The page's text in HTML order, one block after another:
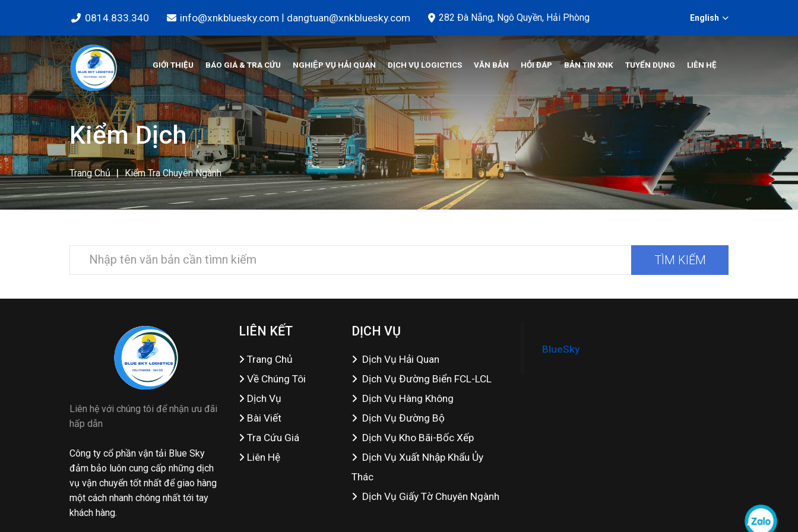
0814.833.340 info@xnkbluesky.com | dangtuan@xnkbluesky.com 282 Đà Nẵng, Ngô Quyền, Hải Phòng English
GIỚI THIỆU BÁO GIÁ & TRA CỨU NGHIỆP VỤ HẢI QUAN DỊCH VỤ LOGICTICS VĂN BẢN HỎI ĐÁP BẢN TIN XNK TUYỂN DỤNG LIÊN HỆ
Kiểm Dịch
Trang Chủ | Kiểm Tra Chuyên Ngành
TÌM KIẾM
Liên hệ với chúng tôi để nhận ưu đãi
hấp dẫn
Công ty cổ phần vận tải Blue Sky
đảm bảo luôn cung cấp những dịch
vụ vận chuyển tốt nhất để giao hàng
một cách nhanh chóng nhất tới tay
khách hàng.
LIÊN KẾT
Trang Chủ
Về Chúng Tôi
Dịch Vụ
Bài Viết
Tra Cứu Giá
Liên Hệ
DỊCH VỤ
Dịch Vụ Hải Quan
Dịch Vụ Đường Biển FCL-LCL
Dịch Vụ Hàng Không
Dịch Vụ Đường Bộ
Dịch Vụ Kho Bãi-Bốc Xếp
Dịch Vụ Xuất Nhập Khẩu Ủy
Thác
Dịch Vụ Giấy Tờ Chuyên Ngành
BlueSky